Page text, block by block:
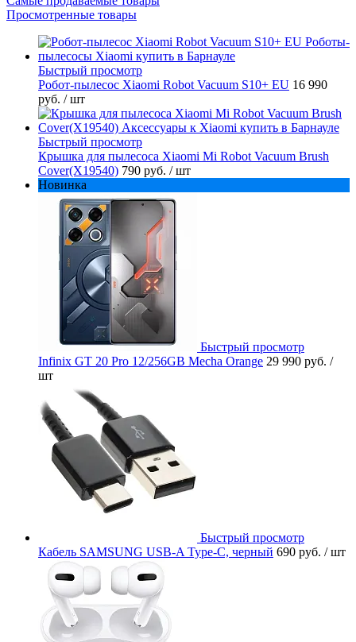
Просмотренные товары
Быстрый просмотр
Робот-пылесос Xiaomi Robot Vacuum S10+ EU 16 990
руб. / шт
Быстрый просмотр
Крышка для пылесоса Xiaomi Mi Robot Vacuum Brush
Cover(X19540) 790 руб. / шт
Новинка
Быстрый просмотр
Infinix GT 20 Pro 12/256GB Mecha Orange 29 990 руб. /
шт
Быстрый просмотр
Кабель SAMSUNG USB-A Type-C, черный 690 руб. / шт